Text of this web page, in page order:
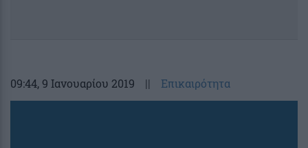
09:44, 9 Ιανουαρίου 2019 || Επικαιρότητα